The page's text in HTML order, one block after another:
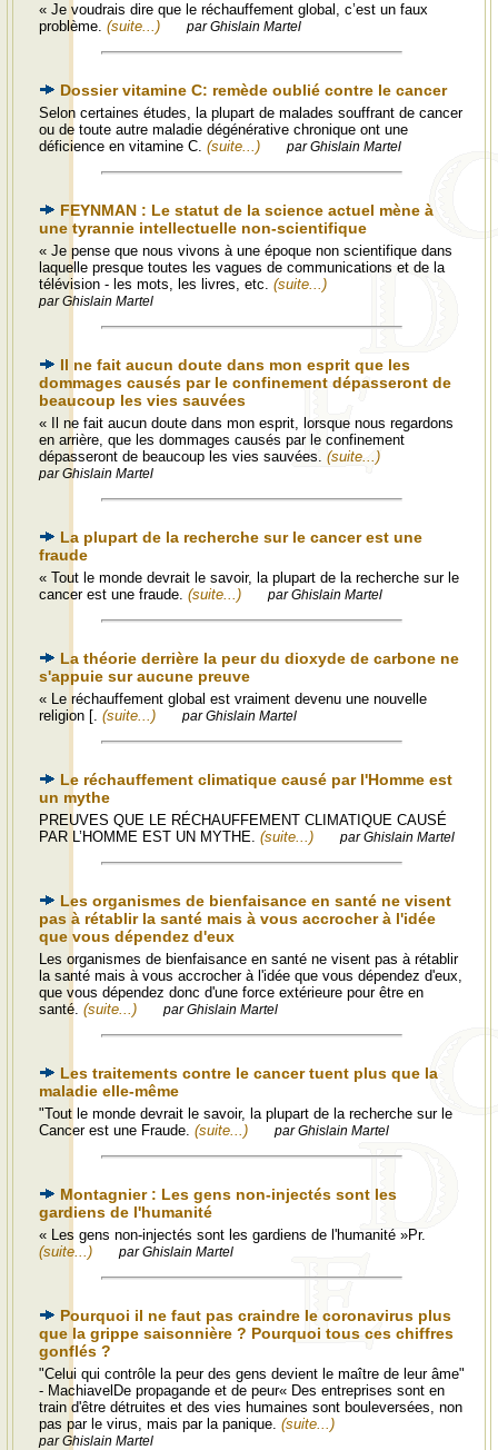
« Je voudrais dire que le réchauffement global, c’est un faux
problème. (suite...) par Ghislain Martel
Dossier vitamine C: remède oublié contre le cancer
Selon certaines études, la plupart de malades souffrant de cancer
ou de toute autre maladie dégénérative chronique ont une
déficience en vitamine C. (suite...) par Ghislain Martel
FEYNMAN : Le statut de la science actuel mène à
une tyrannie intellectuelle non-scientifique
« Je pense que nous vivons à une époque non scientifique dans
laquelle presque toutes les vagues de communications et de la
télévision - les mots, les livres, etc. (suite...)
par Ghislain Martel
Il ne fait aucun doute dans mon esprit que les
dommages causés par le confinement dépasseront de
beaucoup les vies sauvées
« Il ne fait aucun doute dans mon esprit, lorsque nous regardons
en arrière, que les dommages causés par le confinement
dépasseront de beaucoup les vies sauvées. (suite...)
par Ghislain Martel
La plupart de la recherche sur le cancer est une
fraude
« Tout le monde devrait le savoir, la plupart de la recherche sur le
cancer est une fraude. (suite...) par Ghislain Martel
La théorie derrière la peur du dioxyde de carbone ne
s'appuie sur aucune preuve
« Le réchauffement global est vraiment devenu une nouvelle
religion [. (suite...) par Ghislain Martel
Le réchauffement climatique causé par l'Homme est
un mythe
PREUVES QUE LE RÉCHAUFFEMENT CLIMATIQUE CAUSÉ
PAR L’HOMME EST UN MYTHE. (suite...) par Ghislain Martel
Les organismes de bienfaisance en santé ne visent
pas à rétablir la santé mais à vous accrocher à l'idée
que vous dépendez d'eux
Les organismes de bienfaisance en santé ne visent pas à rétablir
la santé mais à vous accrocher à l'idée que vous dépendez d'eux,
que vous dépendez donc d'une force extérieure pour être en
santé. (suite...) par Ghislain Martel
Les traitements contre le cancer tuent plus que la
maladie elle-même
"Tout le monde devrait le savoir, la plupart de la recherche sur le
Cancer est une Fraude. (suite...) par Ghislain Martel
Montagnier : Les gens non-injectés sont les
gardiens de l'humanité
« Les gens non-injectés sont les gardiens de l'humanité »Pr.
(suite...)
par Ghislain Martel
Pourquoi il ne faut pas craindre le coronavirus plus
que la grippe saisonnière ? Pourquoi tous ces chiffres
gonflés ?
"Celui qui contrôle la peur des gens devient le maître de leur âme"
- MachiavelDe propagande et de peur« Des entreprises sont en
train d'être détruites et des vies humaines sont bouleversées, non
pas par le virus, mais par la panique. (suite...)
par Ghislain Martel